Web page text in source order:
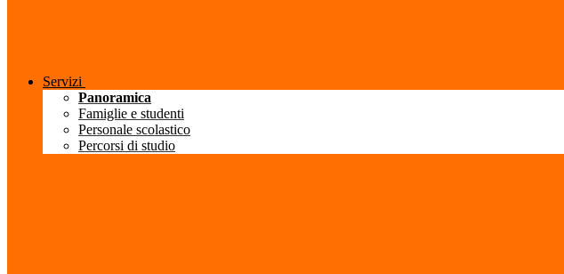
Servizi
Panoramica
Famiglie e studenti
Personale scolastico
Percorsi di studio